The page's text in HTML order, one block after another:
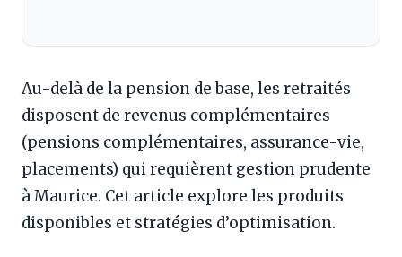
Au-delà de la pension de base, les retraités
disposent de revenus complémentaires
(pensions complémentaires, assurance-vie,
placements) qui requièrent gestion prudente
à Maurice. Cet article explore les produits
disponibles et stratégies d’optimisation.